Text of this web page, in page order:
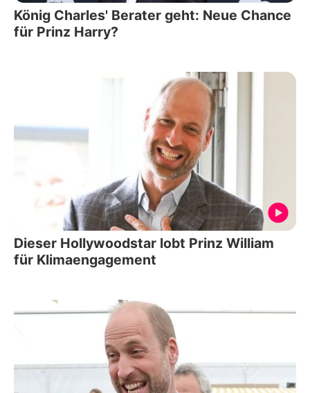
König Charles' Berater geht: Neue Chance
für Prinz Harry?
Dieser Hollywoodstar lobt Prinz William
für Klimaengagement